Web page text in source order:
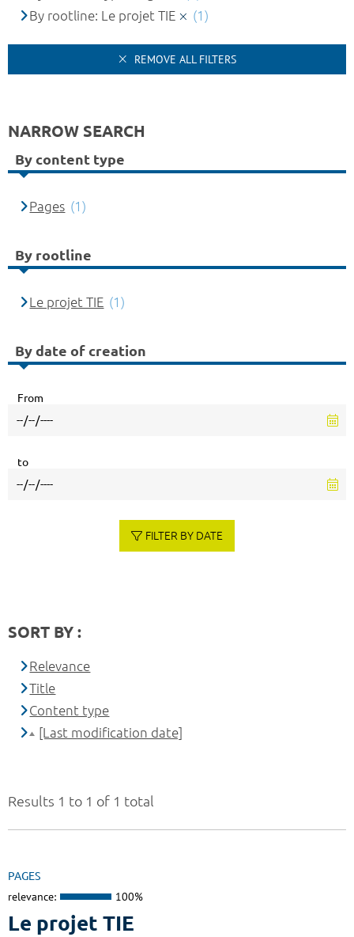
Results 1 to 1 of 1 total
PAGES
relevance: 100%
Le projet TIE
By rootline: Le projet TIE
(1)
REMOVE ALL FILTERS
NARROW SEARCH
By content type
Pages (1)
By rootline
Le projet TIE (1)
By date of creation
From
to
FILTER BY DATE
SORT BY :
Relevance
Title
Content type
[Last modification date]